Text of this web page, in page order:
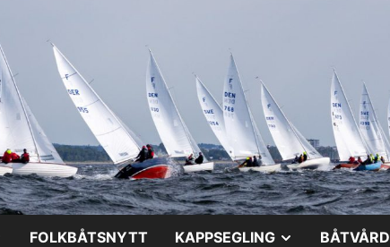
VISAFOLKBÅTSNYTT KAPPSEGLING VISABÅTVÅRD